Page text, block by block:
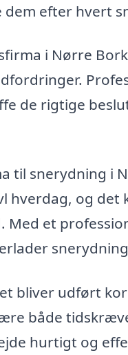
efter hvert
i Nørre
de rigtige
til snerydning i
hverdag, og
et
bliver udført
både
hurtigt og